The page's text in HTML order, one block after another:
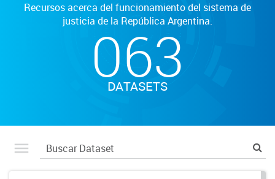
Recursos acerca del funcionamiento del sistema de
justicia de la República Argentina.
063
DATASETS